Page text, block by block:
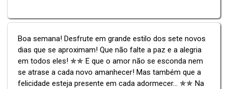
Boa semana! Desfrute em grande estilo dos sete novos
dias que se aproximam! Que não falte a paz e a alegria
em todos eles! ✯✯ E que o amor não se esconda nem
se atrase a cada novo amanhecer! Mas também que a
felicidade esteja presente em cada adormecer... ✯✯ Na